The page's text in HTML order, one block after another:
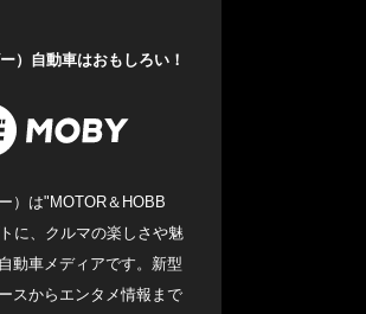
）自動車はおもしろい！
）は"MOTOR＆HOBB
に、クルマの楽しさや魅
動車メディアです。新型
スからエンタメ情報まで